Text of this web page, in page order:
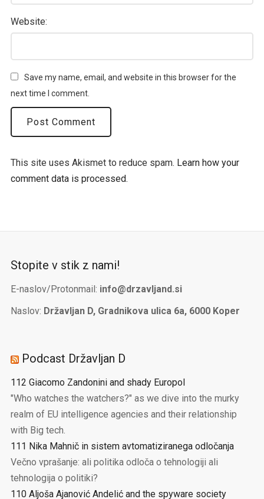
Website:
Save my name, email, and website in this browser for the
next time I comment.
This site uses Akismet to reduce spam. Learn how your
comment data is processed.
Stopite v stik z nami!
E-naslov/Protonmail: info@drzavljand.si
Naslov: Državljan D, Gradnikova ulica 6a, 6000 Koper
Podcast Državljan D
112 Giacomo Zandonini and shady Europol
"Who watches the watchers?" as we dive into the murky
realm of EU intelligence agencies and their relationship
with Big tech.
111 Nika Mahnič in sistem avtomatiziranega odločanja
Večno vprašanje: ali politika odloča o tehnologiji ali
tehnologija o politiki?
110 Aljoša Ajanović Andelić and the spyware society